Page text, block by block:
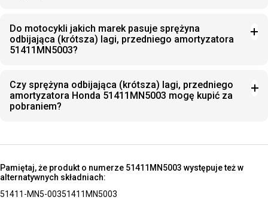
Do motocykli jakich marek pasuje sprężyna
odbijająca (krótsza) lagi, przedniego amortyzatora
51411MN5003?
Czy sprężyna odbijająca (krótsza) lagi, przedniego
amortyzatora Honda 51411MN5003 mogę kupić za
pobraniem?
Pamiętaj, że produkt o numerze 51411MN5003 występuje też w
alternatywnych składniach:
51411-MN5-00351411MN5003